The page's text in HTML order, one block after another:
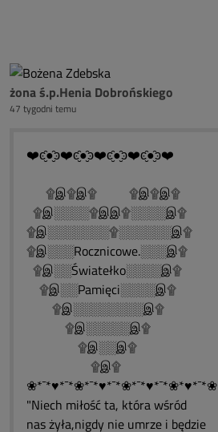
żona ś.p.Henia Dobrońskiego
47 tygodni temu
❤️ͼ̮̑●̮̑ͽ❤️ͼ̮̑●̮̑ͽ❤️ͼ̮̑●̮̑ͽ❤️ͼ̮̑●̮̑ͽ❤️
۩இ۩இ۩ ۩இ۩இ۩
۩இ░░░░۩இஇ۩░░░░இ۩
۩இ░░░░░░░۩░░░░░░இ۩
۩இ░░░Rocznicowe.░░░இ۩
۩இ░░Światełko░░░░இ۩
۩இ░░Pamięci░░░░இ۩
۩இ░░░░░░░░இ۩
۩இ░░░░░இ۩
۩இ░░இ۩
۩இ۩
❀*¯*♥*¯*❀*¯*♥*¯*❀*¯*♥*¯*❀*♥*¯*❀
"Niech miłość ta, która wśród
nas żyła,nigdy nie umrze i będzie